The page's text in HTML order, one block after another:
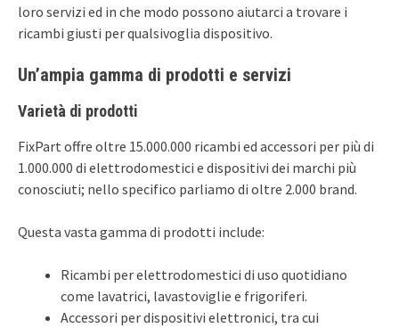
loro servizi ed in che modo possono aiutarci a trovare i
ricambi giusti per qualsivoglia dispositivo.
Un’ampia gamma di prodotti e servizi
Varietà di prodotti
FixPart offre oltre 15.000.000 ricambi ed accessori per più di
1.000.000 di elettrodomestici e dispositivi dei marchi più
conosciuti; nello specifico parliamo di oltre 2.000 brand.
Questa vasta gamma di prodotti include:
Ricambi per elettrodomestici di uso quotidiano
come lavatrici, lavastoviglie e frigoriferi.
Accessori per dispositivi elettronici, tra cui